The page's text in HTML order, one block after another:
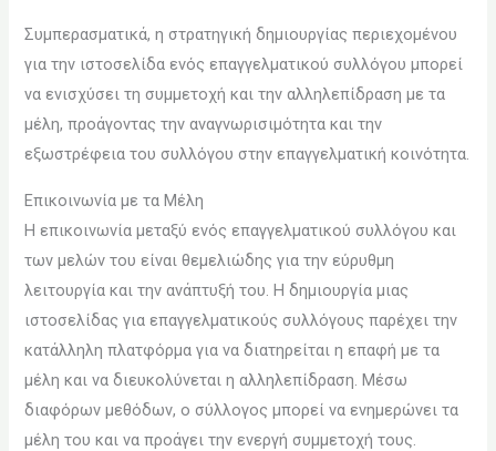
Συμπερασματικά, η στρατηγική δημιουργίας περιεχομένου
για την ιστοσελίδα ενός επαγγελματικού συλλόγου μπορεί
να ενισχύσει τη συμμετοχή και την αλληλεπίδραση με τα
μέλη, προάγοντας την αναγνωρισιμότητα και την
εξωστρέφεια του συλλόγου στην επαγγελματική κοινότητα.
Επικοινωνία με τα Μέλη
Η επικοινωνία μεταξύ ενός επαγγελματικού συλλόγου και
των μελών του είναι θεμελιώδης για την εύρυθμη
λειτουργία και την ανάπτυξή του. Η δημιουργία μιας
ιστοσελίδας για επαγγελματικούς συλλόγους παρέχει την
κατάλληλη πλατφόρμα για να διατηρείται η επαφή με τα
μέλη και να διευκολύνεται η αλληλεπίδραση. Μέσω
διαφόρων μεθόδων, ο σύλλογος μπορεί να ενημερώνει τα
μέλη του και να προάγει την ενεργή συμμετοχή τους.